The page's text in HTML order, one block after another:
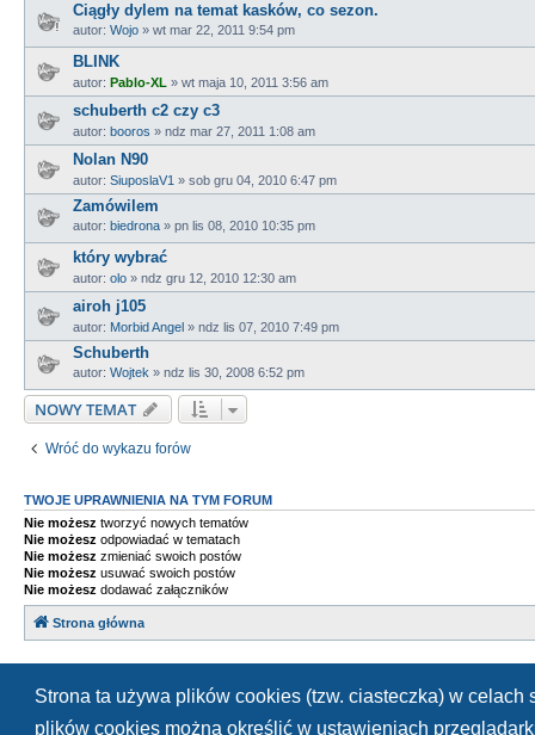
Strona ta używa plików cookies (tzw. ciasteczka) w
plików cookies można określić w ustawieniach
Ciągły dylem na temat kasków, co sezon.
autor: Wojo » wt mar 22, 2011 9:54 pm
BLINK
autor: Pablo-XL » wt maja 10, 2011 3:56 am
schuberth c2 czy c3
autor: booros » ndz mar 27, 2011 1:08 am
Nolan N90
autor: SiuposlaV1 » sob gru 04, 2010 6:47 pm
Zamówilem
autor: biedrona » pn lis 08, 2010 10:35 pm
który wybrać
autor: olo » ndz gru 12, 2010 12:30 am
airoh j105
autor: Morbid Angel » ndz lis 07, 2010 7:49 pm
Schuberth
autor: Wojtek » ndz lis 30, 2008 6:52 pm
NOWY TEMAT
Wróć do wykazu forów
TWOJE UPRAWNIENIA NA TYM FORUM
Nie możesz tworzyć nowych tematów
Nie możesz odpowiadać w tematach
Nie możesz zmieniać swoich postów
Nie możesz usuwać swoich postów
Nie możesz dodawać załączników
Strona główna